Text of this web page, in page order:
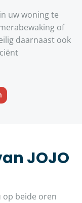
uw woning te
of
daarnaast ook
JOJO
op beide oren